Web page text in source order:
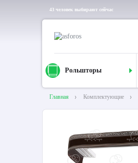
43 человек выбирают сейчас
Рольшторы
Главная Комплектующие